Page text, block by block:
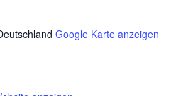
Google Karte anzeigen